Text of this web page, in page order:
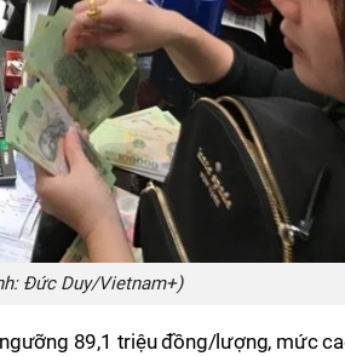
Đức Duy/Vietnam+)
89,1 triệu đồng/lượng, mức